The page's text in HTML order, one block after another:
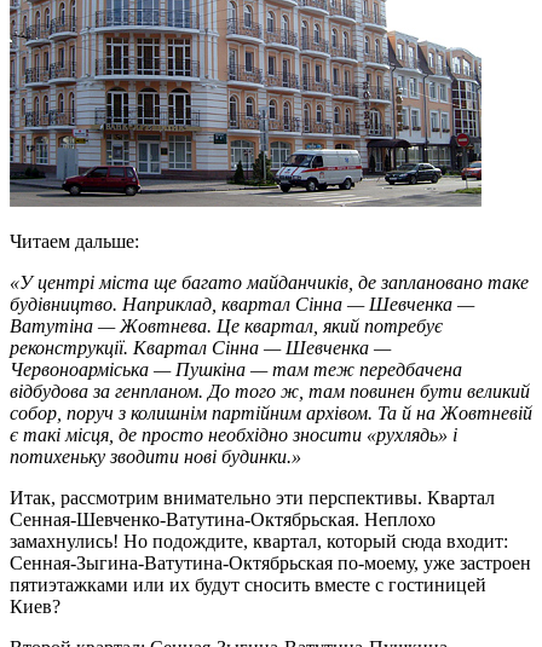
Читаем дальше:
«У центрі міста ще багато майданчиків, де заплановано таке
будівництво. Наприклад, квартал Сінна — Шевченка —
Ватутіна — Жовтнева. Це квартал, який потребує
реконструкції. Квартал Сінна — Шевченка —
Червоноарміська — Пушкіна — там теж передбачена
відбудова за генпланом. До того ж, там повинен бути великий
собор, поруч з колишнім партійним архівом. Та й на Жовтневій
є такі місця, де просто необхідно зносити «рухлядь» і
потихеньку зводити нові будинки.»
Итак, рассмотрим внимательно эти перспективы. Квартал
Сенная-Шевченко-Ватутина-Октябрьская. Неплохо
замахнулись! Но подождите, квартал, который сюда входит:
Сенная-Зыгина-Ватутина-Октябрьская по-моему, уже застроен
пятиэтажками или их будут сносить вместе с гостиницей
Киев?